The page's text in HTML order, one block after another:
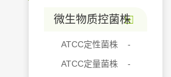
微生物质控菌株
ATCC定性菌株
ATCC定量菌株